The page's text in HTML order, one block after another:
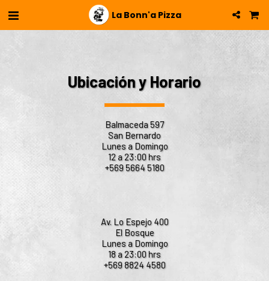
La Bonn'a Pizza
Ubicación ​y Horario
Balmaceda 597
San Bernardo
Lunes a Domingo
12 a 23:00 hrs
+569 5664 5180
Av. Lo Espejo 400
El Bosque
Lunes a Domingo
18 a 23:00 hrs
+569 8824 4580